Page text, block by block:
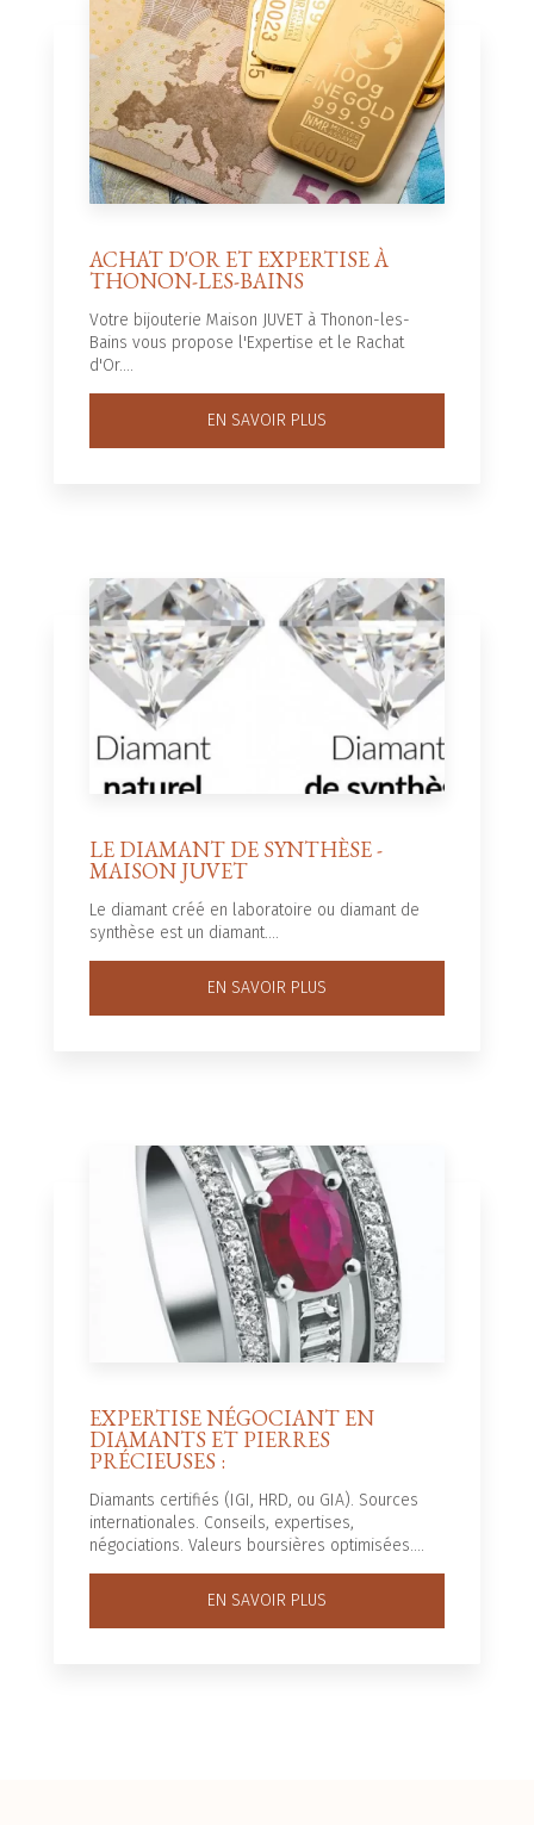
ACHAT D'OR ET EXPERTISE À
THONON-LES-BAINS
Votre bijouterie Maison JUVET à Thonon-les-
Bains vous propose l'Expertise et le Rachat
d'Or....
EN SAVOIR PLUS
LE DIAMANT DE SYNTHÈSE -
MAISON JUVET
Le diamant créé en laboratoire ou diamant de
synthèse est un diamant....
EN SAVOIR PLUS
EXPERTISE NÉGOCIANT EN
DIAMANTS ET PIERRES
PRÉCIEUSES :
Diamants certifiés (IGI, HRD, ou GIA). Sources
internationales. Conseils, expertises,
négociations. Valeurs boursières optimisées....
EN SAVOIR PLUS